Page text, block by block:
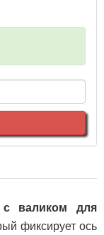
с валиком для
фиксирует ось